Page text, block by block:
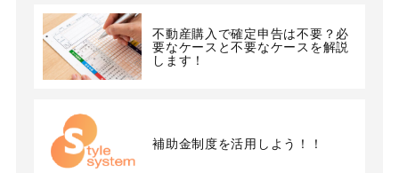
不動産購入で確定申告は不要？必
要なケースと不要なケースを解説
します！
補助金制度を活用しよう！！